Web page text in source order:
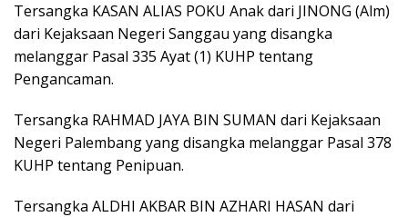
Tersangka KASAN ALIAS POKU Anak dari JINONG (Alm)
dari Kejaksaan Negeri Sanggau yang disangka
melanggar Pasal 335 Ayat (1) KUHP tentang
Pengancaman.
Tersangka RAHMAD JAYA BIN SUMAN dari Kejaksaan
Negeri Palembang yang disangka melanggar Pasal 378
KUHP tentang Penipuan.
Tersangka ALDHI AKBAR BIN AZHARI HASAN dari